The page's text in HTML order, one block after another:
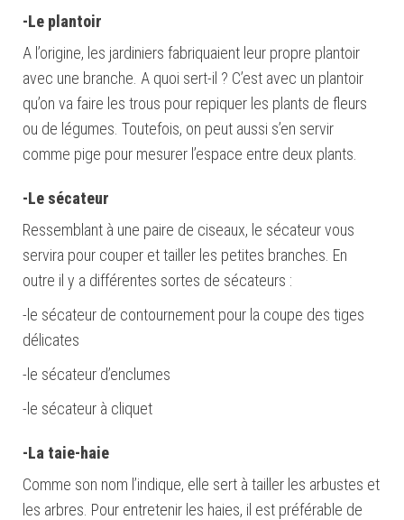
-Le plantoir
A l’origine, les jardiniers fabriquaient leur propre plantoir
avec une branche. A quoi sert-il ? C’est avec un plantoir
qu’on va faire les trous pour repiquer les plants de fleurs
ou de légumes. Toutefois, on peut aussi s’en servir
comme pige pour mesurer l’espace entre deux plants.
-Le sécateur
Ressemblant à une paire de ciseaux, le sécateur vous
servira pour couper et tailler les petites branches. En
outre il y a différentes sortes de sécateurs :
-le sécateur de contournement pour la coupe des tiges
délicates
-le sécateur d’enclumes
-le sécateur à cliquet
-La taie-haie
Comme son nom l’indique, elle sert à tailler les arbustes et
les arbres. Pour entretenir les haies, il est préférable de